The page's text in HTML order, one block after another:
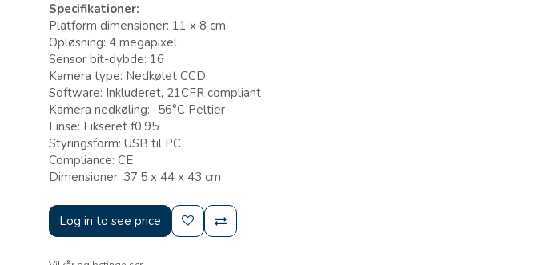
Specifikationer:
Platform dimensioner: 11 x 8 cm
Opløsning: 4 megapixel
Sensor bit-dybde: 16
Kamera type: Nedkølet CCD
Software: Inkluderet, 21CFR compliant
Kamera nedkøling: -56°C Peltier
Linse: Fikseret f0,95
Styringsform: USB til PC
Compliance: CE
Dimensioner: 37,5 x 44 x 43 cm
Log in to see price